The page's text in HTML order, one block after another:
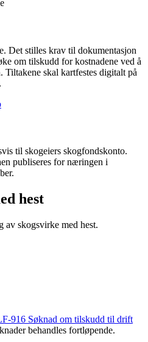
Det stilles krav til dokumentasjon
om tilskudd for kostnadene ved å
skal kartfestes digitalt på
til skogeiers skogfondskonto.
publiseres for næringen i
hest
skogsvirke med hest.
916 Søknad om tilskudd til drift
behandles fortløpende.